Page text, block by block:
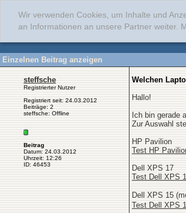
Wir verwenden Cookies, um Inhalte und
an Informationen an unsere Partner weiter.
Einzelnen Beitrag anzeigen
steffsche
Registrierter Nutzer
Registriert seit: 24.03.2012
Beiträge: 2
steffsche: Offline
Beitrag
Datum: 24.03.2012
Uhrzeit: 12:26
ID: 46453
Welchen
Hallo!
Ich bin gerade
Zur Auswahl
HP Pavilion
Test HP
Dell XPS 17
Test Dell XPS
Dell XPS 15
Test Dell XPS